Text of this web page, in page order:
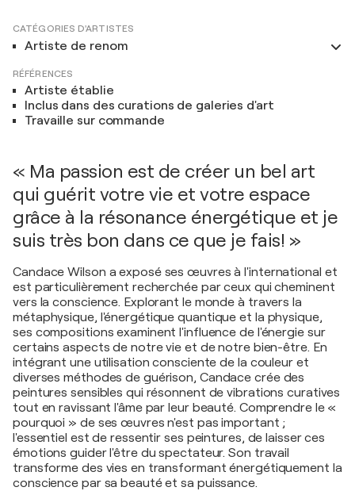
CATÉGORIES D'ARTISTES
Artiste de renom
RÉFÉRENCES
Artiste établie
Inclus dans des curations de galeries d'art
Travaille sur commande
« Ma passion est de créer un bel art
qui guérit votre vie et votre espace
grâce à la résonance énergétique et je
suis très bon dans ce que je fais! »
Candace Wilson a exposé ses œuvres à l'international et
est particulièrement recherchée par ceux qui cheminent
vers la conscience. Explorant le monde à travers la
métaphysique, l'énergétique quantique et la physique,
ses compositions examinent l'influence de l'énergie sur
certains aspects de notre vie et de notre bien-être. En
intégrant une utilisation consciente de la couleur et
diverses méthodes de guérison, Candace crée des
peintures sensibles qui résonnent de vibrations curatives
tout en ravissant l'âme par leur beauté. Comprendre le «
pourquoi » de ses œuvres n'est pas important ;
l'essentiel est de ressentir ses peintures, de laisser ces
émotions guider l'être du spectateur. Son travail
transforme des vies en transformant énergétiquement la
conscience par sa beauté et sa puissance.